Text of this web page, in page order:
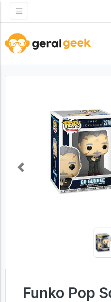
Previous
Funko Pop